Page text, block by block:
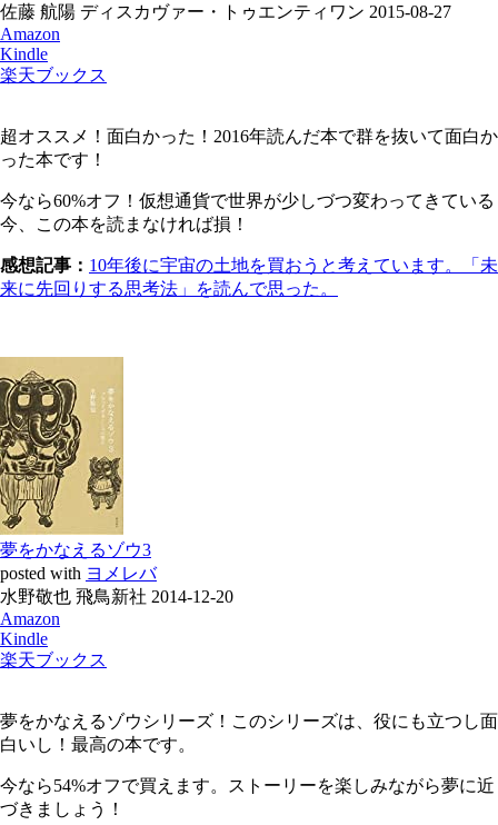
佐藤 航陽 ディスカヴァー・トゥエンティワン 2015-08-27
Amazon
Kindle
楽天ブックス
超オススメ！面白かった！2016年読んだ本で群を抜いて面白か
った本です！
今なら60%オフ！仮想通貨で世界が少しづつ変わってきている
今、この本を読まなければ損！
感想記事： 10年後に宇宙の土地を買おうと考えています。「未
来に先回りする思考法」を読んで思った。
夢をかなえるゾウ3
posted with ヨメレバ
水野敬也 飛鳥新社 2014-12-20
Amazon
Kindle
楽天ブックス
夢をかなえるゾウシリーズ！このシリーズは、役にも立つし面
白いし！最高の本です。
今なら54%オフで買えます。ストーリーを楽しみながら夢に近
づきましょう！